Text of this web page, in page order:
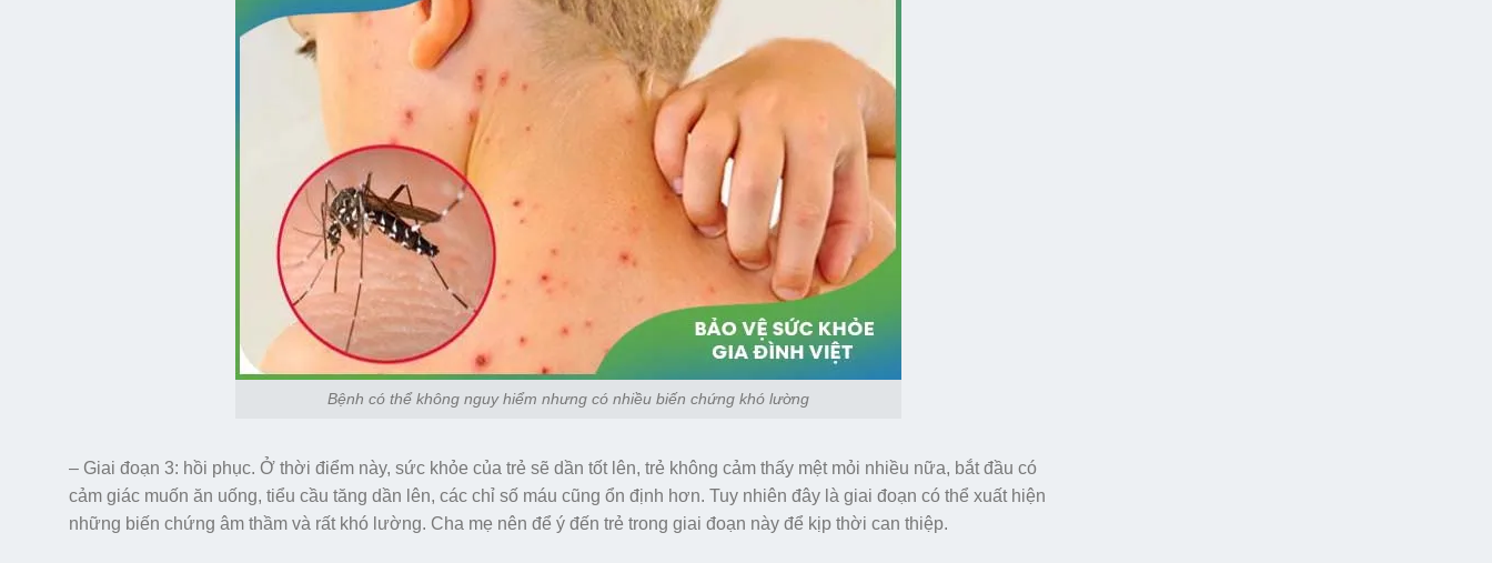
Bệnh có thể không nguy hiểm nhưng có nhiều biến chứng khó lường
– Giai đoạn 3: hồi phục. Ở thời điểm này, sức khỏe của trẻ sẽ dần tốt lên, trẻ không cảm thấy mệt mỏi nhiều nữa, bắt đầu có
cảm giác muốn ăn uống, tiểu cầu tăng dần lên, các chỉ số máu cũng ổn định hơn. Tuy nhiên đây là giai đoạn có thể xuất hiện
những biến chứng âm thầm và rất khó lường. Cha mẹ nên để ý đến trẻ trong giai đoạn này để kịp thời can thiệp.